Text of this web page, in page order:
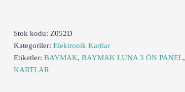
Stok kodu: Z052D
Kategoriler: Elektronik Kartlar
Etiketler: BAYMAK, BAYMAK LUNA 3 ÖN PANEL,
KARTLAR